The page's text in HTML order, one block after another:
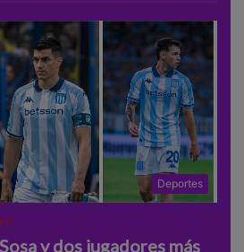
Deportes
0
y dos jugadores más